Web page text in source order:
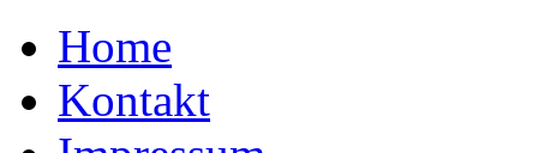
Home
Kontakt